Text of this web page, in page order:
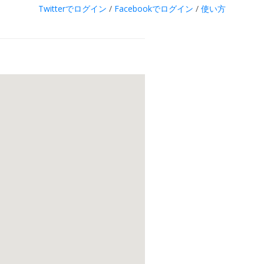
Twitterでログイン / Facebookでログイン / 使い方